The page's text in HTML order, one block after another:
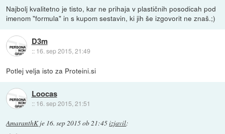
Najbolj kvalitetno je tisto, kar ne prihaja v plastičnih posodicah pod
imenom "formula" in s kupom sestavin, ki jih še izgovorit ne znaš.;)
D3m
:: 16. sep 2015, 21:49
Potlej velja isto za Proteini.si
Loocas
:: 16. sep 2015, 21:51
AmaranthKje 16. sep 2015 ob 21:45izjavil: